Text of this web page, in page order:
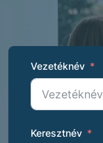
Vezetéknév
Keresztnév